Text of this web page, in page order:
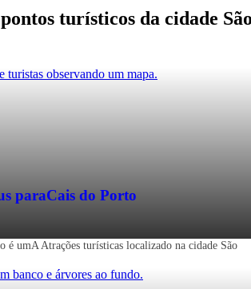
turísticos da cidade
paraCais do Porto
é umA Atrações turísticas localizado na cidade São